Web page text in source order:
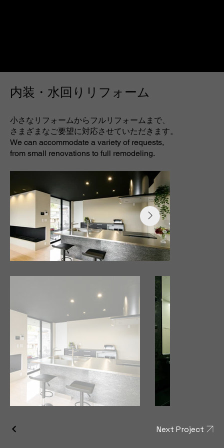
内装・水回りリフォーム
小さなリフォームからフルリフォームまで、
さまざまなご要望に対応させていただきます。
We can accommodate a variety of requests,
from small renovations to full remodeling.
Next Project